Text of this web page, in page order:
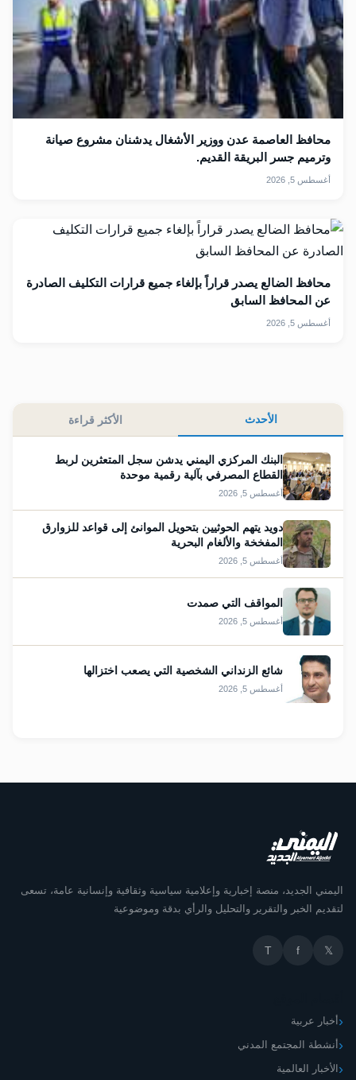
محافظ العاصمة عدن ووزير الأشغال يدشنان مشروع صيانة
وترميم جسر البريقة القديم.
أغسطس 5, 2026
محافظ الضالع يصدر قراراً بإلغاء جميع قرارات التكليف الصادرة
عن المحافظ السابق
أغسطس 5, 2026
الأحدث الأكثر قراءة
البنك المركزي اليمني يدشن سجل المتعثرين لربط
القطاع المصرفي بآلية رقمية موحدة
أغسطس 5, 2026
دويد يتهم الحوثيين بتحويل الموانئ إلى قواعد للزوارق
المفخخة والألغام البحرية
أغسطس 5, 2026
المواقف التي صمدت
أغسطس 5, 2026
شائع الزنداني الشخصية التي يصعب اختزالها
أغسطس 5, 2026
اليمني الجديد، منصة إخبارية وإعلامية سياسية وثقافية وإنسانية عامة، تسعى
لتقديم الخبر والتقرير والتحليل والرأي بدقة وموضوعية
𝕏
f
T
أخبار عربية
أنشطة المجتمع المدني
الأخبار العالمية